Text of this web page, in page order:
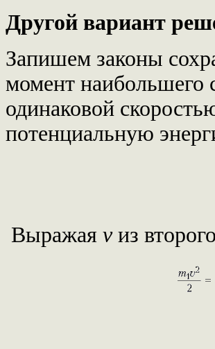
Другой вариант
Запишем законы
момент наибольшего
одинаковой
потенциальную
Выражая vиз